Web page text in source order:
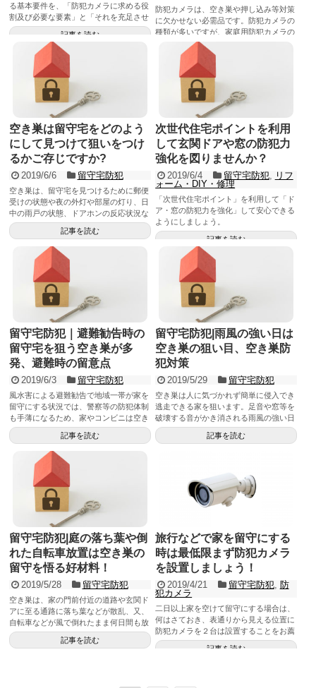
る基本要件を、「防犯カメラに求める役
割及び必要な要素」と「それを充足させ
るための選定要件」として整理。あと
アフターケアなどを吟味して選定すれば
探す労力は軽減できます。
記事を読む
防犯カメラは、空き巣や押し込み等対策
に欠かせない必需品です。防犯カメラの
種類が多いですが、家庭用防犯カメラの
最大使命は「抑止力」にあるので、高性
能というより死角なき配置が重要。防犯
カメラの選び方をご紹介しますのでご自
分で設置に挑戦されては？
記事を読む
空き巣は留守宅をどのよう
にして見つけて狙いをつけ
るかご存じですか?
2019/6/6 留守宅防犯
空き巣は、留守宅を見つけるために郵便
受けの状態や夜の外灯や部屋の灯り、日
中の雨戸の状態、ドアホンの反応状況な
どを入念に下見をして留守を確認してい
ます。従って、空き巣に狙われないため
には、留守を覚られない工夫、対策が重
要となります。
記事を読む
次世代住宅ポイントを利用
して玄関ドアや窓の防犯力
強化を図りませんか？
2019/6/4 留守宅防犯,
リフ
ォーム・DIY・修理
「次世代住宅ポイント」を利用して「ド
ア・窓の防犯力を強化」して安心できる
ようにしましょう。
記事を読む
留守宅防犯｜避難勧告時の
留守宅を狙う空き巣が多
発、避難時の留意点
2019/6/3 留守宅防犯
風水害による避難勧告で地域一帯が家を
留守にする状況では、警察等の防犯体制
も手薄になるため、家やコンビニは空き
巣の狙い目になります。従って、平時の
留守対策以上に「侵入する気にさせな
い」「侵入を困難にさせる」「被害を極
力小さくする」等の工夫が必要。
記事を読む
留守宅防犯|雨風の強い日は
空き巣の狙い目、空き巣防
犯対策
2019/5/29 留守宅防犯
空き巣は人に気づかれず簡単に侵入でき
逃走できる家を狙います。足音や窓等を
破壊する音がかき消される雨風の強い日
は空き巣の活動が活発になります。特に
台風や梅雨時の雨風の強い日の留守時に
記事を読む
留守宅防犯|庭の落ち葉や倒
れた自転車放置は空き巣の
留守を悟る好材料！
2019/5/28 留守宅防犯
空き巣は、家の門前付近の道路や玄関ド
アに至る通路に落ち葉などが散乱、又、
自転車などが風で倒れたまま何日間も放
置されていると留守を悟るキッカケにな
ります。長期に家を留守にする時は落ち
記事を読む
旅行などで家を留守にする
時は最低限まず防犯カメラ
を設置しましょう！
2019/4/21 留守宅防犯, 防
犯カメラ
二日以上家を空けて留守にする場合は、
何はさておき、表通りから見える位置に
防犯カメラを２台は設置することをお薦
めします。他の防犯対策が不十分でも防
記事を読む